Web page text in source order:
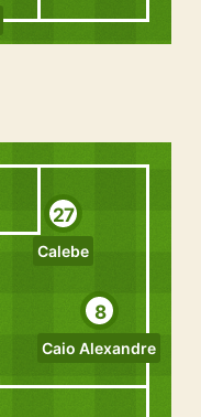
27
Calebe
8
Caio Alexandre